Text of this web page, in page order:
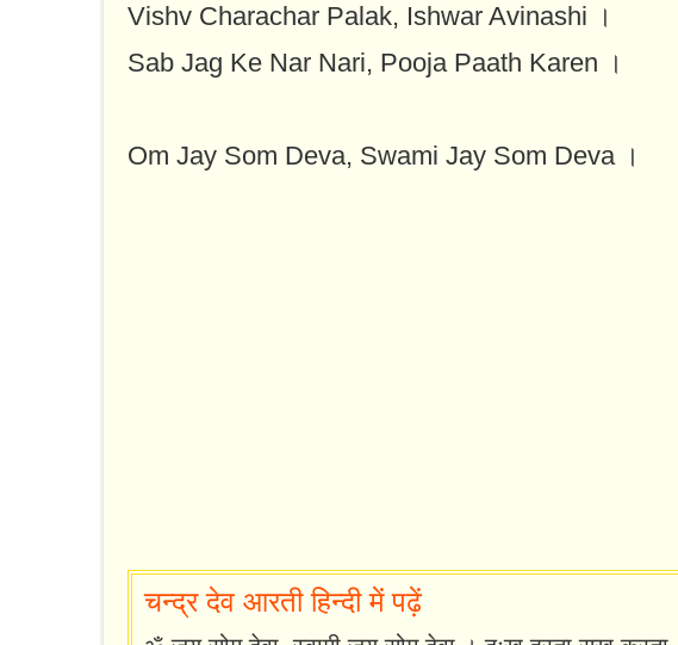
Vishv Charachar Palak, Ishwar Avinashi ।
Sab Jag Ke Nar Nari, Pooja Paath Karen ।
Om Jay Som Deva, Swami Jay Som Deva ।
चन्द्र देव आरती हिन्दी में पढ़ें